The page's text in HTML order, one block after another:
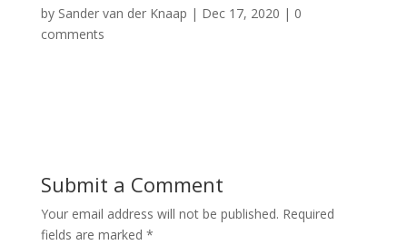
by Sander van der Knaap | Dec 17, 2020 | 0
comments
Submit a Comment
Your email address will not be published. Required
fields are marked *